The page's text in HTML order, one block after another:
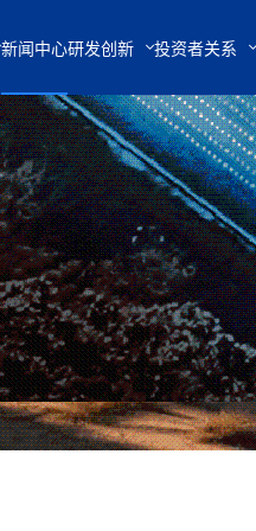
新闻中心研发创新 投资者关系